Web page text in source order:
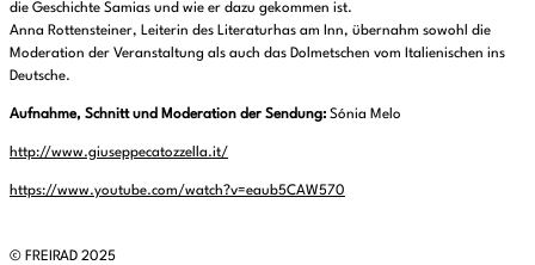
die Geschichte Samias und wie er dazu gekommen ist.
Anna Rottensteiner, Leiterin des Literaturhas am Inn, übernahm sowohl die
Moderation der Veranstaltung als auch das Dolmetschen vom Italienischen ins
Deutsche.
Aufnahme, Schnitt und Moderation der Sendung: Sónia Melo
http://www.giuseppecatozzella.it/
https://www.youtube.com/watch?v=eaub5CAW570
© FREIRAD 2025